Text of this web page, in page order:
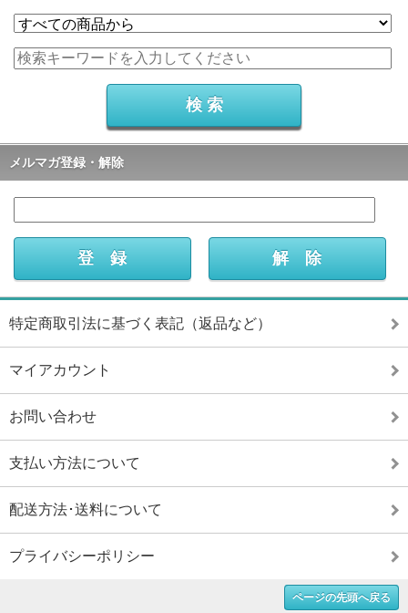
メルマガ登録・解除
特定商取引法に基づく表記（返品など）
マイアカウント
お問い合わせ
支払い方法について
配送方法･送料について
プライバシーポリシー
ページの先頭へ戻る